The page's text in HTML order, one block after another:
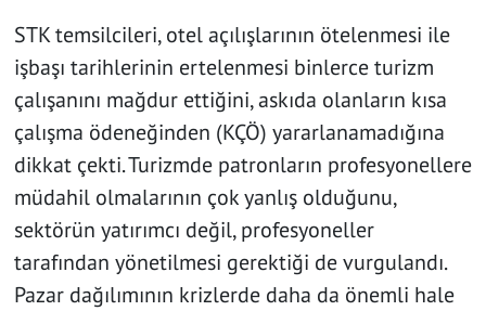
STK temsilcileri, otel açılışlarının ötelenmesi ile
işbaşı tarihlerinin ertelenmesi binlerce turizm
çalışanını mağdur ettiğini, askıda olanların kısa
çalışma ödeneğinden (KÇÖ) yararlanamadığına
dikkat çekti. Turizmde patronların profesyonellere
müdahil olmalarının çok yanlış olduğunu,
sektörün yatırımcı değil, profesyoneller
tarafından yönetilmesi gerektiği de vurgulandı.
Pazar dağılımının krizlerde daha da önemli hale